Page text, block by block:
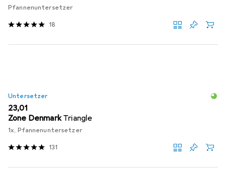
Pfannenuntersetzer
18
Untersetzer
EUR
23,01
Zone Denmark Triangle
1x, Pfannenuntersetzer
131